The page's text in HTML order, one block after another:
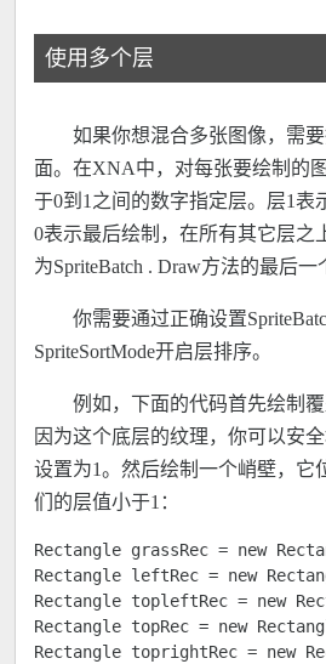
使用多个层
如果你想混合多张图像，需
面。在XNA中，对每张要绘制的
于0到1之间的数字指定层。层1表
0表示最后绘制，在所有其它层之
为SpriteBatch . Draw方法的最后一
你需要通过正确设置
SpriteSortMode开启层排序。
例如，下面的代码首先绘制覆
因为这个底层的纹理，你可以安
设置为1。然后绘制一个峭壁，它
们的层值小于1：
Rectangle grassRec = new
Rectangle leftRec = new
Rectangle topleftRec = new
Rectangle topRec = new
Rectangle toprightRec = new